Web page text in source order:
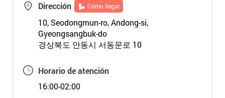
Dirección Cómo llegar
10, Seodongmun-ro, Andong-si,
Gyeongsangbuk-do
경상북도 안동시 서동문로 10
Horario de atención
16:00-02:00